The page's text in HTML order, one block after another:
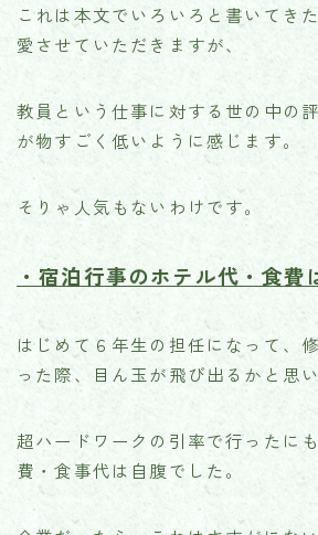
これは本文でいろいろと書いてき
愛させていただきますが、
教員という仕事に対する世の中の
が物すごく低いように感じます。
そりゃ人気もないわけです。
・宿泊行事のホテル代・食費
はじめて６年生の担任になって、
った際、目ん玉が飛び出るかと思い
超ハードワークの引率で行ったに
費・食事代は自腹でした。